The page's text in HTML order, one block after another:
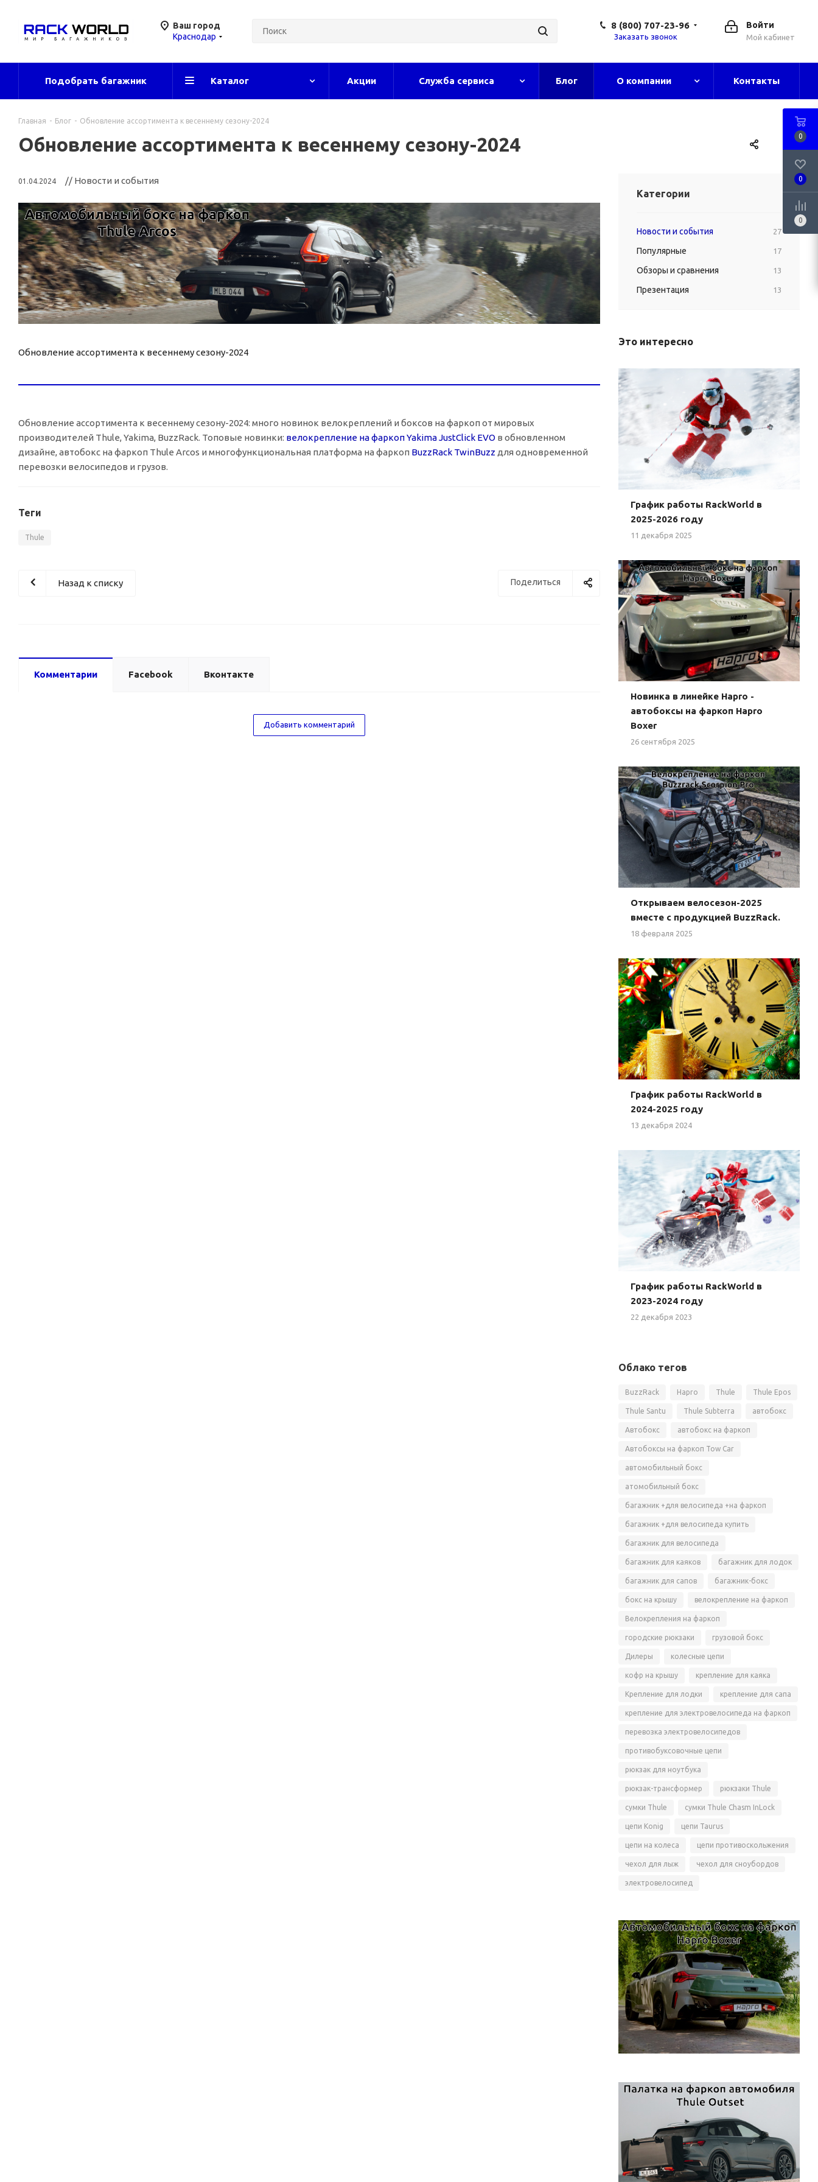
Ваш город
Краснодар
Войти
Мой кабинет
8 (800) 707-23-96
Заказать звонок
Подобрать багажник Каталог Акции Служба сервиса Блог О компании Контакты
Главная - Блог - Обновление ассортимента к весеннему сезону-2024
Обновление ассортимента к весеннему сезону-2024
01.04.2024 // Новости и события
Обновление ассортимента к весеннемусезону-2024
Обновление ассортимента к весеннемусезону-2024: много новинок велокреплений и боксов на фаркоп от мировых
производителей Thule, Yakima, BuzzRack. Топовые новинки: велокрепление на фаркоп Yakima JustClick EVO в обновленном
дизайне, автобокс на фаркоп Thule Arcos и многофункциональная платформа на фаркоп BuzzRack TwinBuzz для одновременной
перевозки велосипедов и грузов.
Теги
Thule
Поделиться
Назад к списку
Комментарии Facebook Вконтакте
Добавить комментарий
Категории
Новости и события 27
Популярные 17
Обзоры и сравнения 13
Презентация 13
Это интересно
График работы RackWorld в
2025-2026 году
11 декабря 2025
Новинка в линейке Hapro -
автобоксы на фаркоп Hapro
Boxer
26 сентября 2025
Открываем велосезон-2025
вместе с продукцией BuzzRack.
18 февраля 2025
График работы RackWorld в
2024-2025 году
13 декабря 2024
График работы RackWorld в
2023-2024 году
22 декабря 2023
Облако тегов
BuzzRack Hapro Thule Thule Epos
Thule Santu Thule Subterra автобокс
Автобокс автобокс на фаркоп
Автобоксы на фаркоп Tow Car
автомобильный бокс
атомобильный бокс
багажник +для велосипеда +на фаркоп
багажник +для велосипеда купить
багажник для велосипеда
багажник для каяков багажник для лодок
багажник для сапов багажник-бокс
бокс на крышу велокрепление на фаркоп
Велокрепления на фаркоп
городские рюкзаки грузовой бокс
Дилеры колесные цепи
кофр на крышу крепление для каяка
Крепление для лодки крепление для сапа
крепление для электровелосипеда на фаркоп
перевозка электровелосипедов
противобуксовочные цепи
рюкзак для ноутбука
рюкзак-трансформер рюкзаки Thule
сумки Thule сумки Thule Chasm InLock
цепи Konig цепи Taurus
цепи на колеса цепи противоскольжения
чехол для лыж чехол для сноубордов
электровелосипед
0
0
0